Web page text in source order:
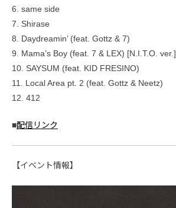
6. same side
7. Shirase
8. Daydreamin’ (feat. Gottz & 7)
9. Mama’s Boy (feat. 7 & LEX) [N.I.T.O. ver.]
10. SAYSUM (feat. KID FRESINO)
11. Local Area pt. 2 (feat. Gottz & Neetz)
12. 412
■配信リンク
【イベント情報】